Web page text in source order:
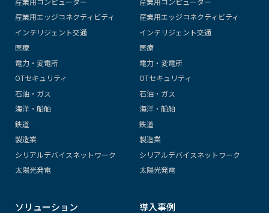
産業用エッジコネクティビティ
インテリジェント交通
医療
電力・変電所
OTセキュリティ
石油・ガス
海洋・船舶
鉄道
製造業
シリアルデバイスネットワーク
太陽光発電
産業用エッジコネクティビティ
インテリジェント交通
医療
電力・変電所
OTセキュリティ
石油・ガス
海洋・船舶
鉄道
製造業
シリアルデバイスネットワーク
太陽光発電
ソリューション 導入事例